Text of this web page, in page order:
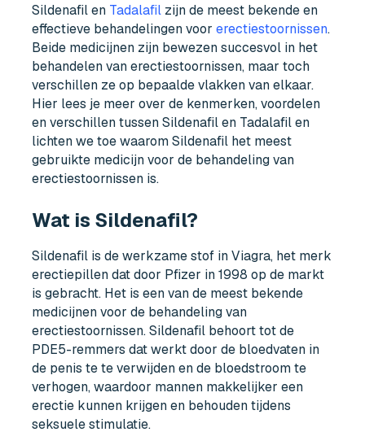
Sildenafil en Tadalafil zijn de meest bekende en
effectieve behandelingen voorerectiestoornissen.
Beide medicijnen zijn bewezen succesvol in het
behandelen van erectiestoornissen, maar toch
verschillen ze op bepaalde vlakken van elkaar.
Hier lees je meer over de kenmerken, voordelen
en verschillen tussen Sildenafil en Tadalafil en
lichten we toe waarom Sildenafil het meest
gebruikte medicijn voor de behandeling van
erectiestoornissen is.
Wat is Sildenafil?
Sildenafil is de werkzame stof in Viagra, het merk
erectiepillen dat door Pfizer in 1998 op de markt
is gebracht. Het is een van de meest bekende
medicijnen voor de behandeling van
erectiestoornissen. Sildenafil behoort tot de
PDE5-remmers dat werkt door de bloedvaten in
de penis te te verwijden en de bloedstroom te
verhogen, waardoor mannen makkelijker een
erectie kunnen krijgen en behouden tijdens
seksuele stimulatie.